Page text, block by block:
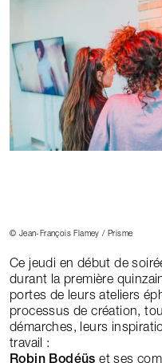
© Jean-François Flamey / Prisme
Ce jeudi en début de
durant la première
portes de leurs ateliers
processus de création,
démarches, leurs
travail :
Robin Bodéüs et ses